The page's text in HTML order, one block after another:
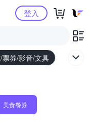
物中心登入
票券/影音/文具
美食餐券